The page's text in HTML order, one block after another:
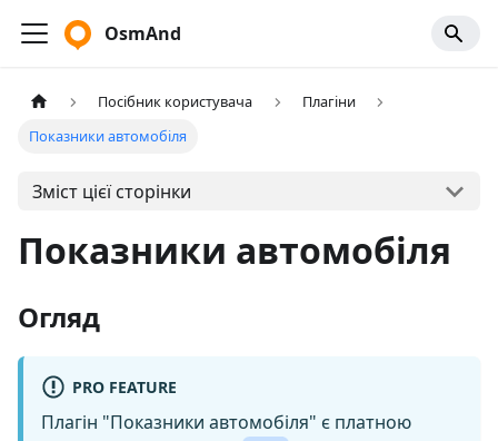
OsmAnd
Посібник користувача
Плагіни
Показники автомобіля
Зміст цієї сторінки
Показники автомобіля
Огляд
PRO FEATURE
Плагін "Показники автомобіля" є платною